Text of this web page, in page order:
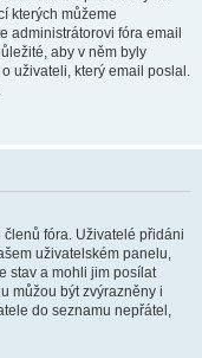
kterých můžeme
administrátorovi fóra email
aby v něm byly
uživateli, který email poslal.
fóra. Uživatelé přidáni
uživatelském panelu,
stav a mohli jim posílat
můžou být zvýrazněny i
do seznamu nepřátel,